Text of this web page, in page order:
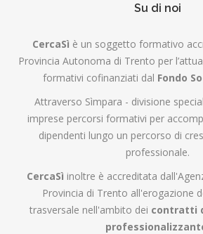
Su di noi
CercaSì è un soggetto formativo
Provincia Autonoma di Trento per
formativi cofinanziati dal Fondo
Attraverso Sìmpara - divisione
imprese percorsi formativi per
dipendenti lungo un percorso di
professionale.
CercaSì inoltre è accreditata
Provincia di Trento all'erogazione
trasversale nell'ambito dei contratti